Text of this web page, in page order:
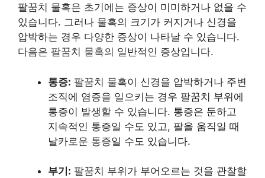
팔꿈치 물혹은 초기에는 증상이 미미하거나 없을 수
있습니다. 그러나 물혹의 크기가 커지거나 신경을
압박하는 경우 다양한 증상이 나타날 수 있습니다.
다음은 팔꿈치 물혹의 일반적인 증상입니다.
통증: 팔꿈치 물혹이 신경을 압박하거나 주변
조직에 염증을 일으키는 경우 팔꿈치 부위에
통증이 발생할 수 있습니다. 통증은 둔하고
지속적인 통증일 수도 있고, 팔을 움직일 때
날카로운 통증일 수도 있습니다.
부기: 팔꿈치 부위가 부어오르는 것을 관찰할